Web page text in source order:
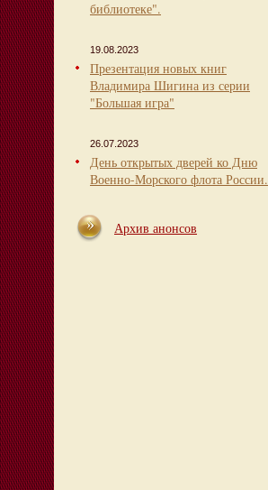
библиотеке".
19.08.2023
Презентация новых книг
Владимира Шигина из серии
"Большая игра"
26.07.2023
День открытых дверей ко Дню
Военно-Морского флота России.
Архив анонсов